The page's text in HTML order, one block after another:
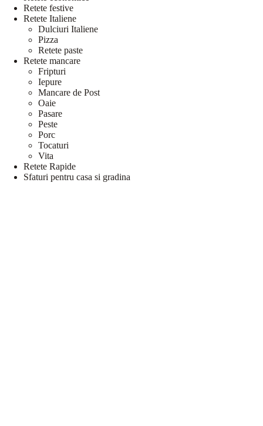
Retete festive
Retete Italiene
Dulciuri Italiene
Pizza
Retete paste
Retete mancare
Fripturi
Iepure
Mancare de Post
Oaie
Pasare
Peste
Porc
Tocaturi
Vita
Retete Rapide
Sfaturi pentru casa si gradina